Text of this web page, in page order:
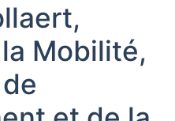
Mobilité,